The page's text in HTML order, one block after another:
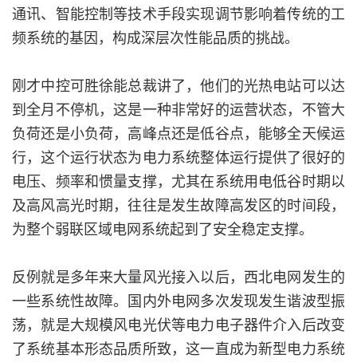
通讯、智能控制等技术手段实现调节影响着传统的工
频系统的基因，构成深层次性能品质的挑战。
刚才中控可胜徐能总裁讲了，他们的光热电站可以达
到全月不停机，这是一种非常好的运营状态，不管大
负荷还是小负荷，高峰点还是低谷点，能够全天候运
行，这个运行状态为电力系统整体运行提供了很好的
电压、频率和惯量支撑，尤其在系统用电低谷时期以
及高风高光时期，往往是发生故障高发区的时间段，
为整个弱联区域电网系统起到了安全稳定支撑。
反例就是多年来大量风光接入以后，西北电网发生的
一些系统性故障。国内外电网多次发现发生谐波型振
荡，就是大规模风电光伏等电力电子器件介入后改变
了系统基本形态品质所致，这一直成为新型电力系统